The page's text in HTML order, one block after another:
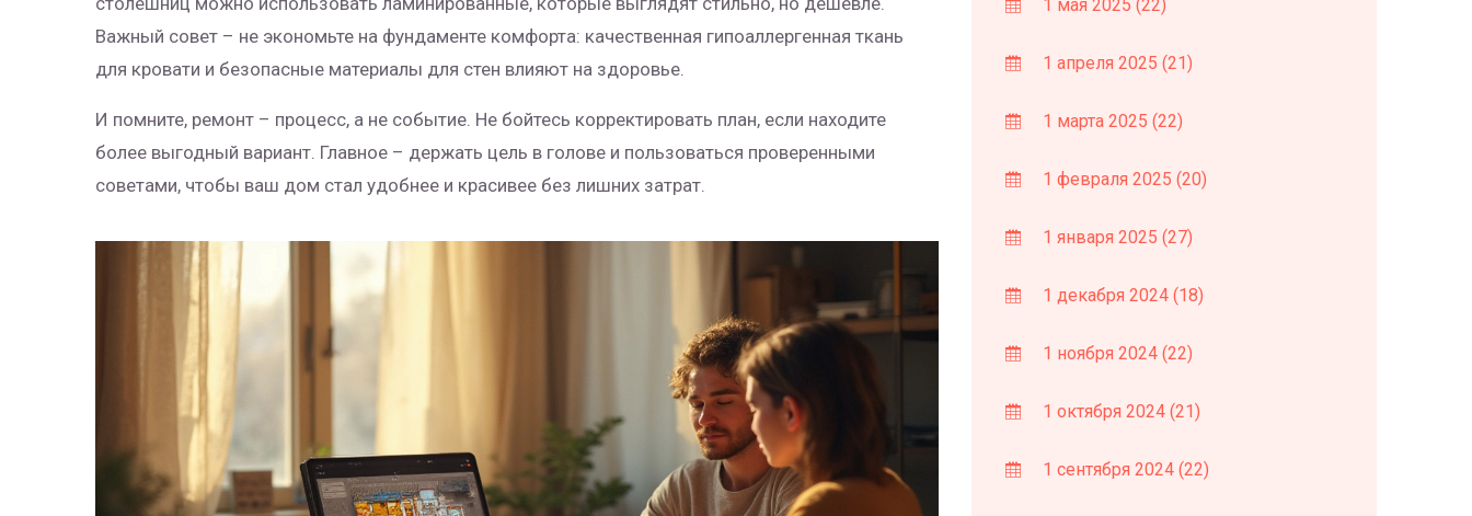
Важный совет – не экономьте на фундаменте комфорта: качественная гипоаллергенная ткань
для кровати и безопасные материалы для стен влияют на здоровье.
И помните, ремонт – процесс, а не событие. Не бойтесь корректировать план, если находите
более выгодный вариант. Главное – держать цель в голове и пользоваться проверенными
советами, чтобы ваш дом стал удобнее и красивее без лишних затрат.
1 мая 2025 (22)
1 апреля 2025 (21)
1 марта 2025 (22)
1 февраля 2025 (20)
1 января 2025 (27)
1 декабря 2024 (18)
1 ноября 2024 (22)
1 октября 2024 (21)
1 сентября 2024 (22)